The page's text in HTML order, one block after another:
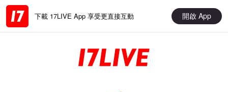
下載 17LIVE App 享受更直接互動 開啟 App